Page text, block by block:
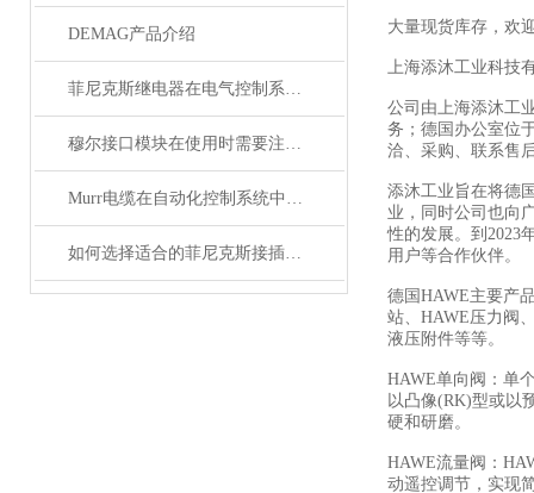
DEMAG产品介绍
菲尼克斯继电器在电气控制系统中的应用
穆尔接口模块在使用时需要注意哪些问题？
Murr电缆在自动化控制系统中的应用
如何选择适合的菲尼克斯接插件？
大量现货库存，欢
上海添沐工业科技
公司由上海添沐工
务；德国办公室位
洽、采购、联系售
添沐工业旨在将德
业，同时公司也向
性的发展。到2023
用户等合作伙伴。
德国HAWE主要产
站、HAWE压力阀
液压附件等等。
HAWE单向阀：单
以凸像(RK)型或以
硬和研磨。
HAWE流量阀：
动遥控调节，实现